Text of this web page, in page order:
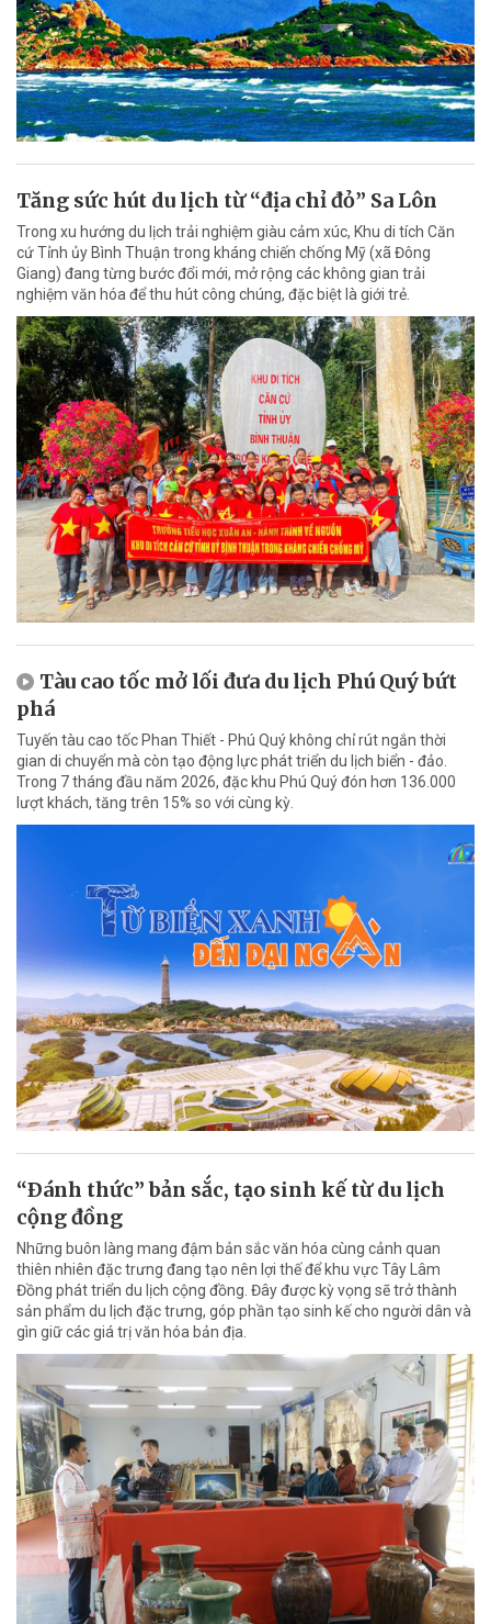
Tăng sức hút du lịch từ “địa chỉ đỏ” Sa Lôn
Trong xu hướng du lịch trải nghiệm giàu cảm xúc, Khu di tích Căn
cứ Tỉnh ủy Bình Thuận trong kháng chiến chống Mỹ (xã Đông
Giang) đang từng bước đổi mới, mở rộng các không gian trải
nghiệm văn hóa để thu hút công chúng, đặc biệt là giới trẻ.
Tàu cao tốc mở lối đưa du lịch Phú Quý bứt
phá
Tuyến tàu cao tốc Phan Thiết - Phú Quý không chỉ rút ngắn thời
gian di chuyển mà còn tạo động lực phát triển du lịch biển - đảo.
Trong 7 tháng đầu năm 2026, đặc khu Phú Quý đón hơn 136.000
lượt khách, tăng trên 15% so với cùng kỳ.
“Ðánh thức” bản sắc, tạo sinh kế từ du lịch
cộng đồng
Những buôn làng mang đậm bản sắc văn hóa cùng cảnh quan
thiên nhiên đặc trưng đang tạo nên lợi thế để khu vực Tây Lâm
Đồng phát triển du lịch cộng đồng. Đây được kỳ vọng sẽ trở thành
sản phẩm du lịch đặc trưng, góp phần tạo sinh kế cho người dân và
gìn giữ các giá trị văn hóa bản địa.